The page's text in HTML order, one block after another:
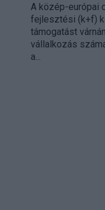
A közép-európai
fejlesztési (k+f)
támogatást
vállalkozás
a...